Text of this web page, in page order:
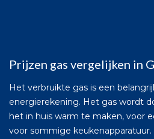
Prijzen gas vergelijken in
Het verbruikte gas is een
energierekening. Het gas wordt
het in huis warm te maken, voor
voor sommige